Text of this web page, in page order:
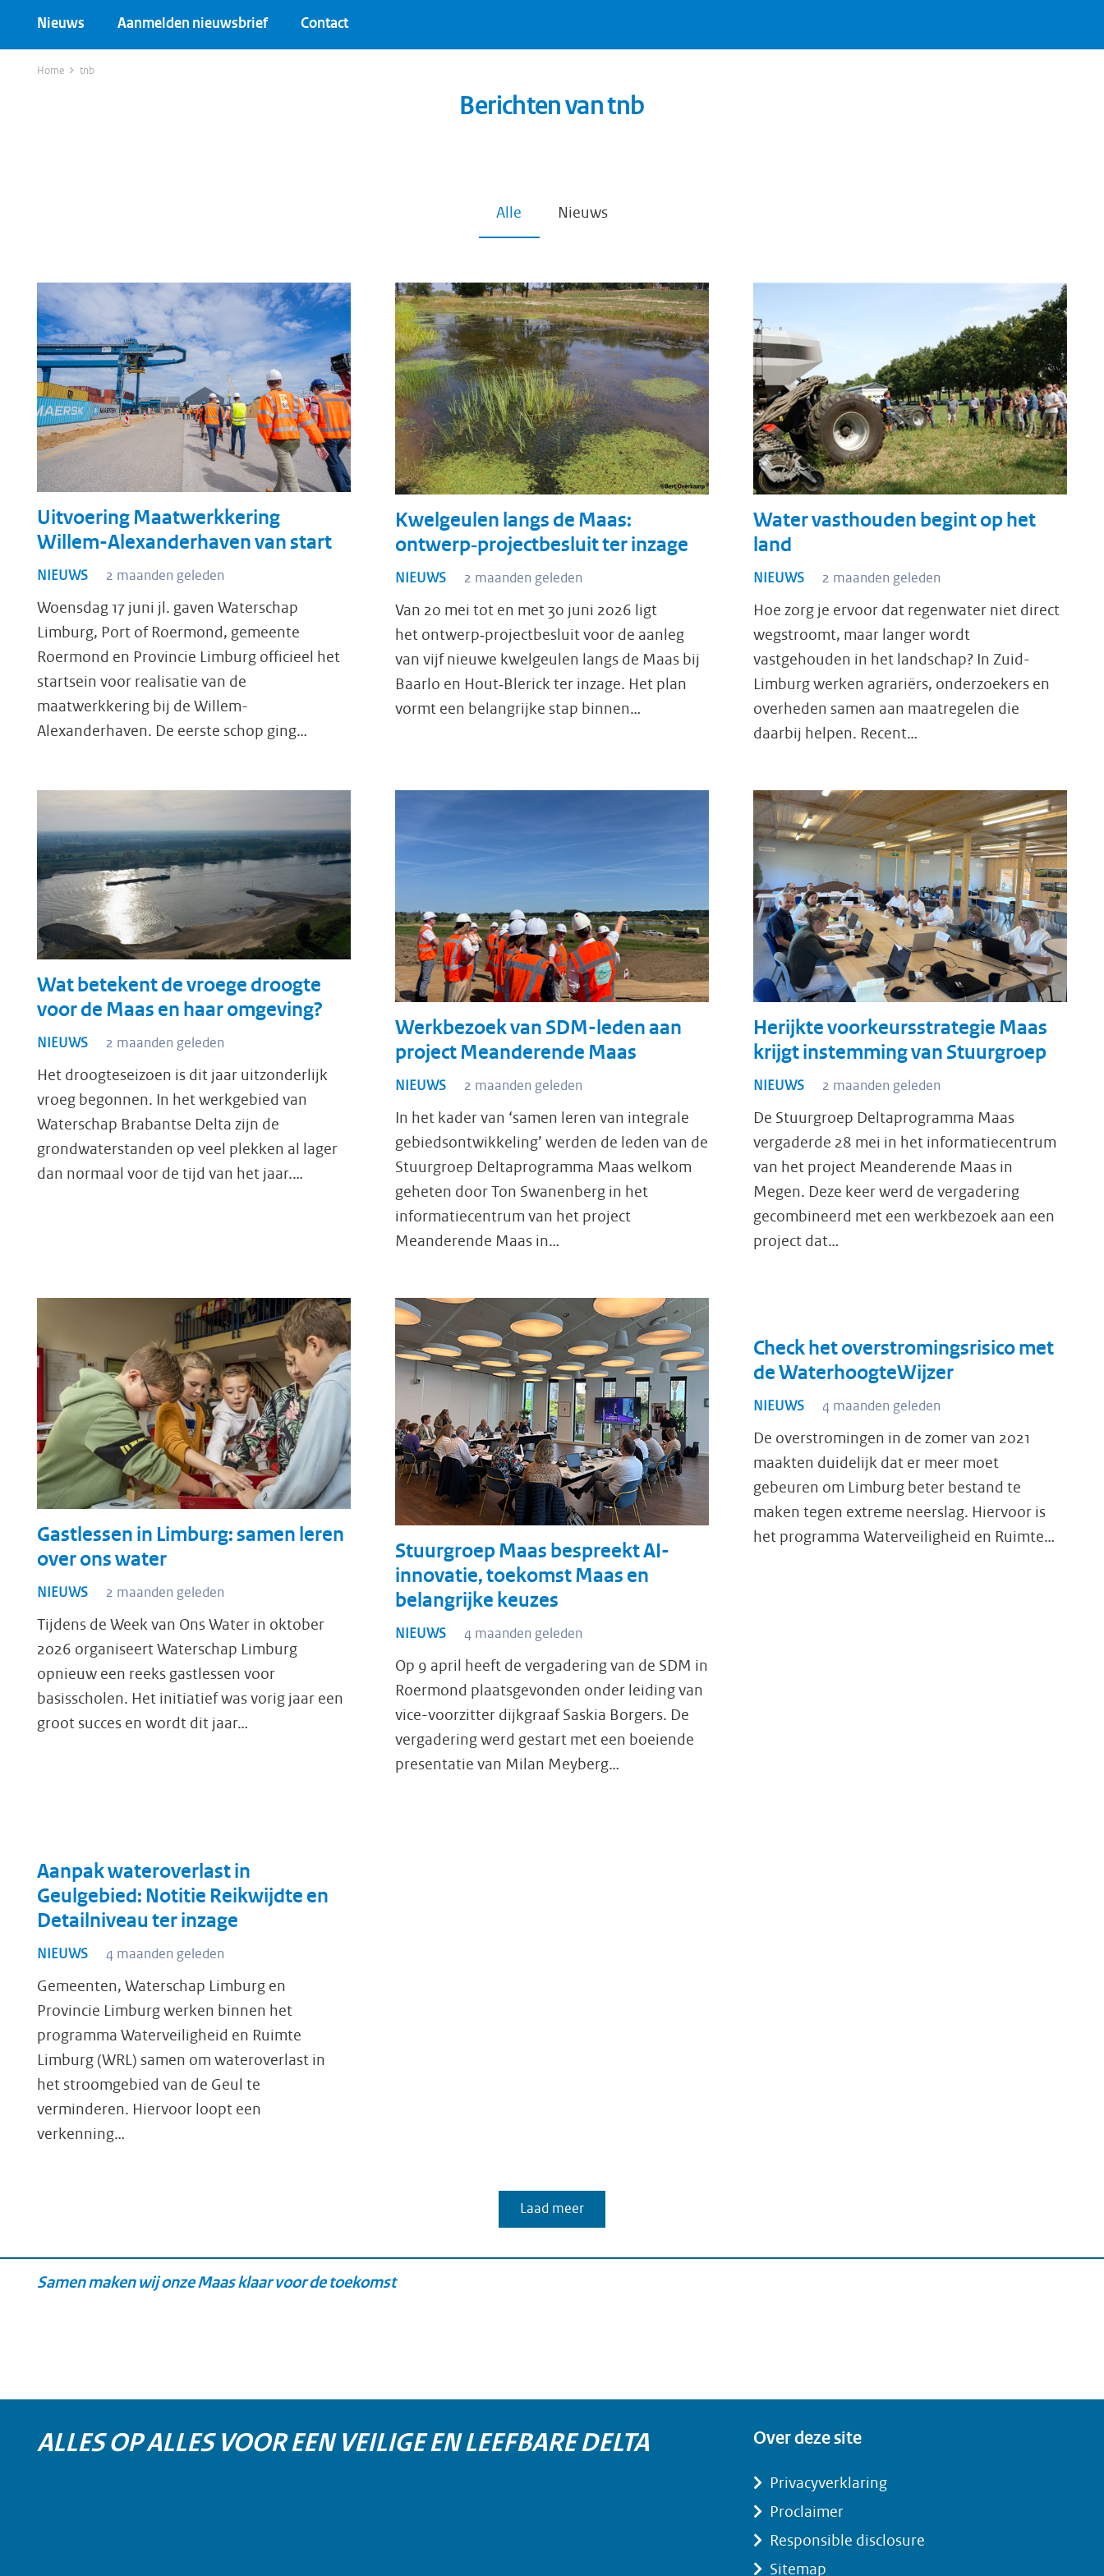
Nieuws Aanmelden nieuwsbrief Contact
Home tnb
Berichten van tnb
Alle Nieuws
Uitvoering Maatwerkkering
Willem-Alexanderhaven van start
NIEUWS 2 maanden geleden
Woensdag 17 juni jl. gaven Waterschap
Limburg, Port of Roermond, gemeente
Roermond en Provincie Limburg officieel het
startsein voor realisatie van de
maatwerkkering bij de Willem-
Alexanderhaven. De eerste schop ging…
Kwelgeulen langs de Maas:
ontwerp‑projectbesluit ter inzage
NIEUWS 2 maanden geleden
Van 20 mei tot en met 30 juni 2026 ligt
het ontwerp‑projectbesluit voor de aanleg
van vijf nieuwe kwelgeulen langs de Maas bij
Baarlo en Hout‑Blerick ter inzage. Het plan
vormt een belangrijke stap binnen…
Water vasthouden begint op het
land
NIEUWS 2 maanden geleden
Hoe zorg je ervoor dat regenwater niet direct
wegstroomt, maar langer wordt
vastgehouden in het landschap? In Zuid-
Limburg werken agrariërs, onderzoekers en
overheden samen aan maatregelen die
daarbij helpen. Recent…
Wat betekent de vroege droogte
voor de Maas en haar omgeving?
NIEUWS 2 maanden geleden
Het droogteseizoen is dit jaar uitzonderlijk
vroeg begonnen. In het werkgebied van
Waterschap Brabantse Delta zijn de
grondwaterstanden op veel plekken al lager
dan normaal voor de tijd van het jaar.…
Werkbezoek van SDM-leden aan
project Meanderende Maas
NIEUWS 2 maanden geleden
In het kader van ‘samen leren van integrale
gebiedsontwikkeling’ werden de leden van de
Stuurgroep Deltaprogramma Maas welkom
geheten door Ton Swanenberg in het
informatiecentrum van het project
Meanderende Maas in…
Herijkte voorkeursstrategie Maas
krijgt instemming van Stuurgroep
NIEUWS 2 maanden geleden
De Stuurgroep Deltaprogramma Maas
vergaderde 28 mei in het informatiecentrum
van het project Meanderende Maas in
Megen. Deze keer werd de vergadering
gecombineerd met een werkbezoek aan een
project dat…
Gastlessen in Limburg: samen leren
over ons water
NIEUWS 2 maanden geleden
Tijdens de Week van Ons Water in oktober
2026 organiseert Waterschap Limburg
opnieuw een reeks gastlessen voor
basisscholen. Het initiatief was vorig jaar een
groot succes en wordt dit jaar…
Stuurgroep Maas bespreekt AI-
innovatie, toekomst Maas en
belangrijke keuzes
NIEUWS 4 maanden geleden
Op 9 april heeft de vergadering van de SDM in
Roermond plaatsgevonden onder leiding van
vice-voorzitter dijkgraaf Saskia Borgers. De
vergadering werd gestart met een boeiende
presentatie van Milan Meyberg…
Check het overstromingsrisico met
de WaterhoogteWijzer
NIEUWS 4 maanden geleden
De overstromingen in de zomer van 2021
maakten duidelijk dat er meer moet
gebeuren om Limburg beter bestand te
maken tegen extreme neerslag. Hiervoor is
het programma Waterveiligheid en Ruimte…
Aanpak wateroverlast in
Geulgebied: Notitie Reikwijdte en
Detailniveau ter inzage
NIEUWS 4 maanden geleden
Gemeenten, Waterschap Limburg en
Provincie Limburg werken binnen het
programma Waterveiligheid en Ruimte
Limburg (WRL) samen om wateroverlast in
het stroomgebied van de Geul te
verminderen. Hiervoor loopt een
verkenning…
Laad meer
Samen maken wij onze Maas klaar voor de toekomst
ALLES OP ALLES VOOR EEN VEILIGE EN LEEFBARE DELTA Over deze site
Privacyverklaring
Proclaimer
Responsible disclosure
Sitemap